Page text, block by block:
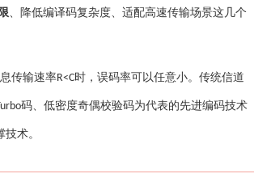
、降低编译码复杂度、适配高速传输场景这几个
传输速率R<C时，误码率可以任意小。传统信道
码、低密度奇偶校验码为代表的先进编码技术
术。